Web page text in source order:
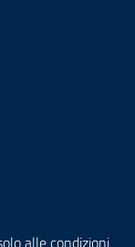
alle condizioni